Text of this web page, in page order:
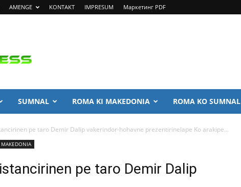
AMENGE KONTAKT IMPRESUM Маркетинг PDF
SUMNAL ROMA KI MAKEDONIA ROMA KO SUMNAL
pe taro Demir Dalip vakerindor-hohavne prezentirinelape Ko arakipe...
pe taro Demir Dalip